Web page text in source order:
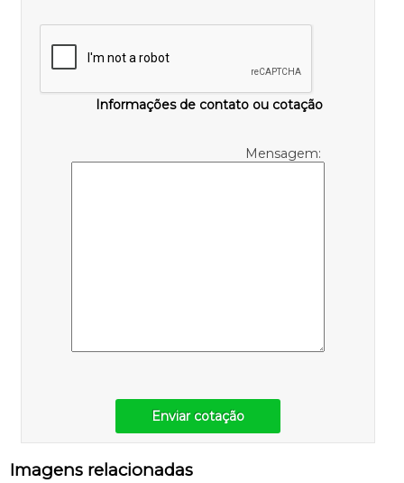
Informações de contato ou cotação
Mensagem:
Enviar cotação
Imagens relacionadas